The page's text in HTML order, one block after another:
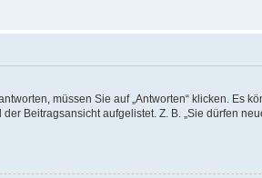
müssen Sie auf „Antworten“ klicken. Es
Beitragsansicht aufgelistet. Z. B. „Sie dürfen